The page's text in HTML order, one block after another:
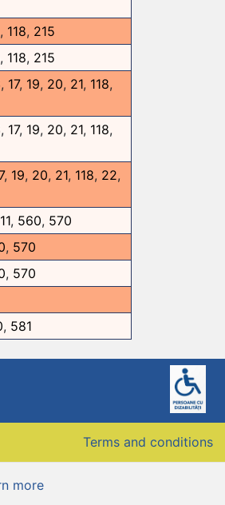
, 118, 215
, 118, 215
, 17, 19, 20, 21, 118,
, 17, 19, 20, 21, 118,
, 19, 20, 21, 118, 22,
, 560, 570
, 570
, 570
, 581
Terms and conditions
more